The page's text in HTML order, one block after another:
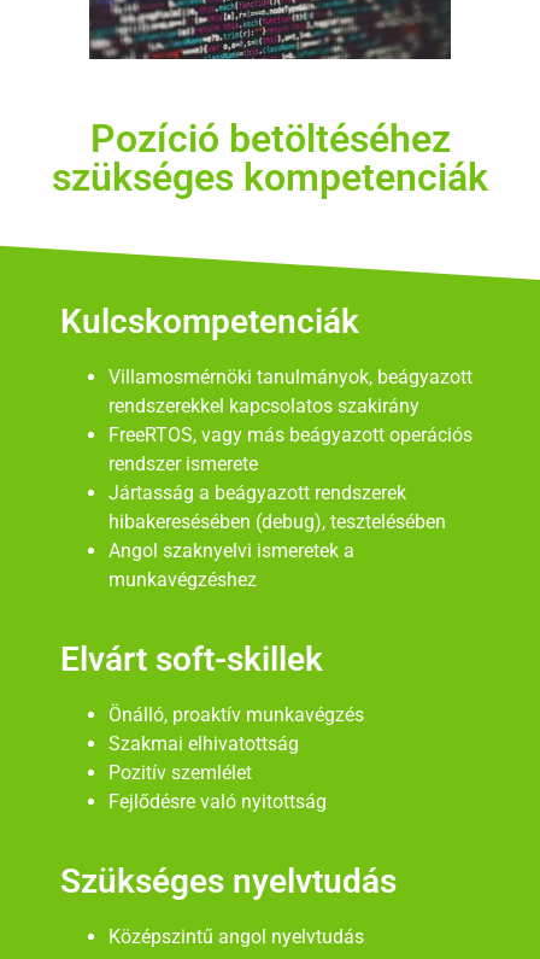
Pozíció betöltéséhez
szükséges kompetenciák
Kulcskompetenciák
Villamosmérnöki tanulmányok, beágyazott
rendszerekkel kapcsolatos szakirány
FreeRTOS, vagy más beágyazott operációs
rendszer ismerete
Jártasság a beágyazott rendszerek
hibakeresésében (debug), tesztelésében
Angol szaknyelvi ismeretek a
munkavégzéshez
Elvárt soft-skillek
Önálló, proaktív munkavégzés
Szakmai elhivatottság
Pozitív szemlélet
Fejlődésre való nyitottság
Szükséges nyelvtudás
Középszintű angol nyelvtudás